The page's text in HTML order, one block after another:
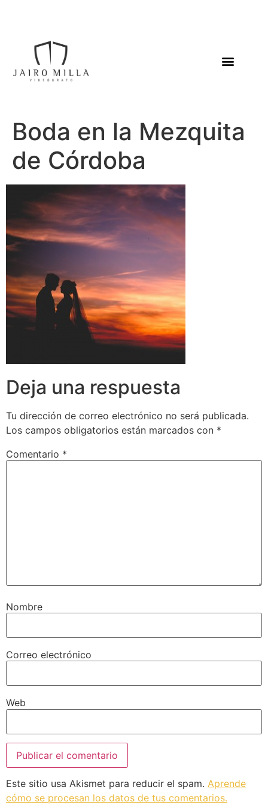
Boda en la Mezquita
de Córdoba
Deja una respuesta
Tu dirección de correo electrónico no será publicada.
Los campos obligatorios están marcados con *
Comentario *
Nombre
Correo electrónico
Web
Este sitio usa Akismet para reducir el spam. Aprende
cómo se procesan los datos de tus comentarios.